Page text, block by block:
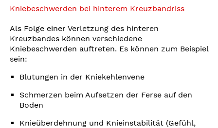
Kniebeschwerden bei hinterem Kreuzbandriss
Als Folge einer Verletzung des hinteren
Kreuzbandes können verschiedene
Kniebeschwerden auftreten. Es können zum Beispiel
sein:
Blutungen in der Kniekehlenvene
Schmerzen beim Aufsetzen der Ferse auf den
Boden
Knieüberdehnung und Knieinstabilität (Gefühl,